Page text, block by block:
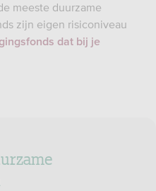
meeste duurzame
zijn eigen risiconiveau
dat bij je